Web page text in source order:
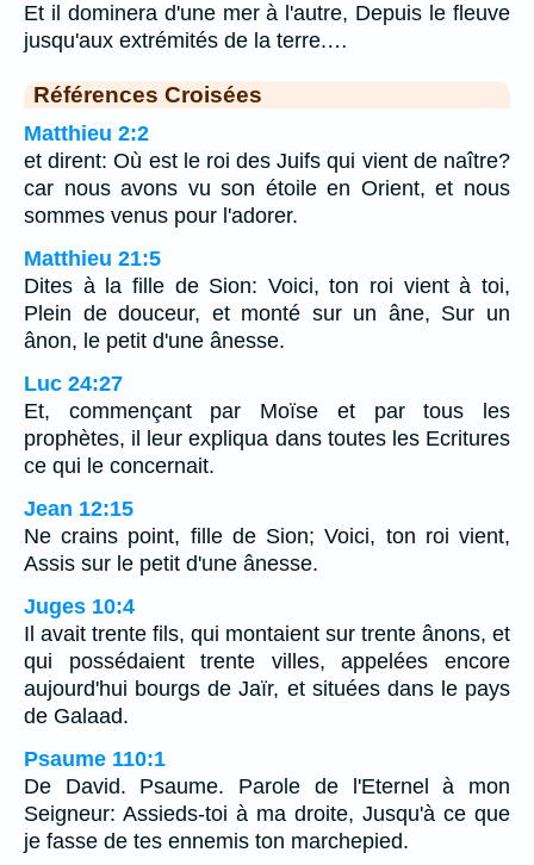
Et il dominera d'une mer à l'autre, Depuis le fleuve
jusqu'aux extrémités de la terre.…
Références Croisées
Matthieu 2:2
et dirent: Où est le roi des Juifs qui vient de naître?
car nous avons vu son étoile en Orient, et nous
sommes venus pour l'adorer.
Matthieu 21:5
Dites à la fille de Sion: Voici, ton roi vient à toi,
Plein de douceur, et monté sur un âne, Sur un
ânon, le petit d'une ânesse.
Luc 24:27
Et, commençant par Moïse et par tous les
prophètes, il leur expliqua dans toutes les Ecritures
ce qui le concernait.
Jean 12:15
Ne crains point, fille de Sion; Voici, ton roi vient,
Assis sur le petit d'une ânesse.
Juges 10:4
Il avait trente fils, qui montaient sur trente ânons, et
qui possédaient trente villes, appelées encore
aujourd'hui bourgs de Jaïr, et situées dans le pays
de Galaad.
Psaume 110:1
De David. Psaume. Parole de l'Eternel à mon
Seigneur: Assieds-toi à ma droite, Jusqu'à ce que
je fasse de tes ennemis ton marchepied.